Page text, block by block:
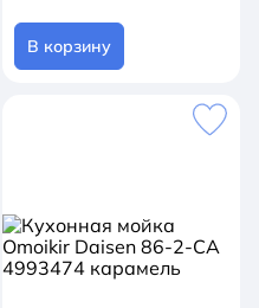
В корзину